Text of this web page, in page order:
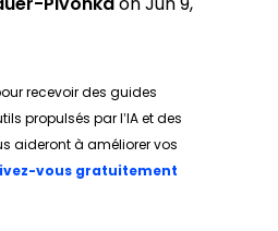
Pivonka on Jun 9,
recevoir des guides
propulsés par l’IA et des
aideront à améliorer vos
vous gratuitement